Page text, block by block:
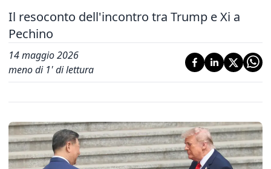
Il resoconto dell'incontro tra Trump e Xi a
Pechino
14 maggio 2026
meno di 1' di lettura